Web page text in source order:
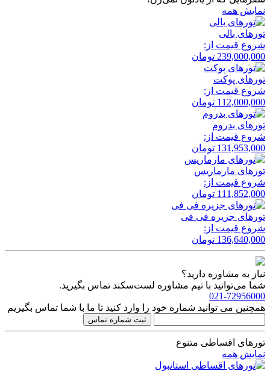
نمایش همه
تور‌های بالی
شروع قیمت از:
239,000,000 تومان
تور‌های پوکت
شروع قیمت از:
112,000,000 تومان
تور‌های بدروم
شروع قیمت از:
131,953,000 تومان
تور‌های مارماریس
شروع قیمت از:
111,852,000 تومان
تور‌های جزیره فی فی
شروع قیمت از:
136,640,000 تومان
نیاز به مشاوره دارید؟
شما می‌توانید با تیم مشاوره لست‌سکند تماس بگیرید.
021-72956000
همچنین می توانید شماره خود را وارد کنید تا ما با شما تماس بگیریم
ثبت شماره تماس
تورهای اقساطی متنوع
نمایش همه